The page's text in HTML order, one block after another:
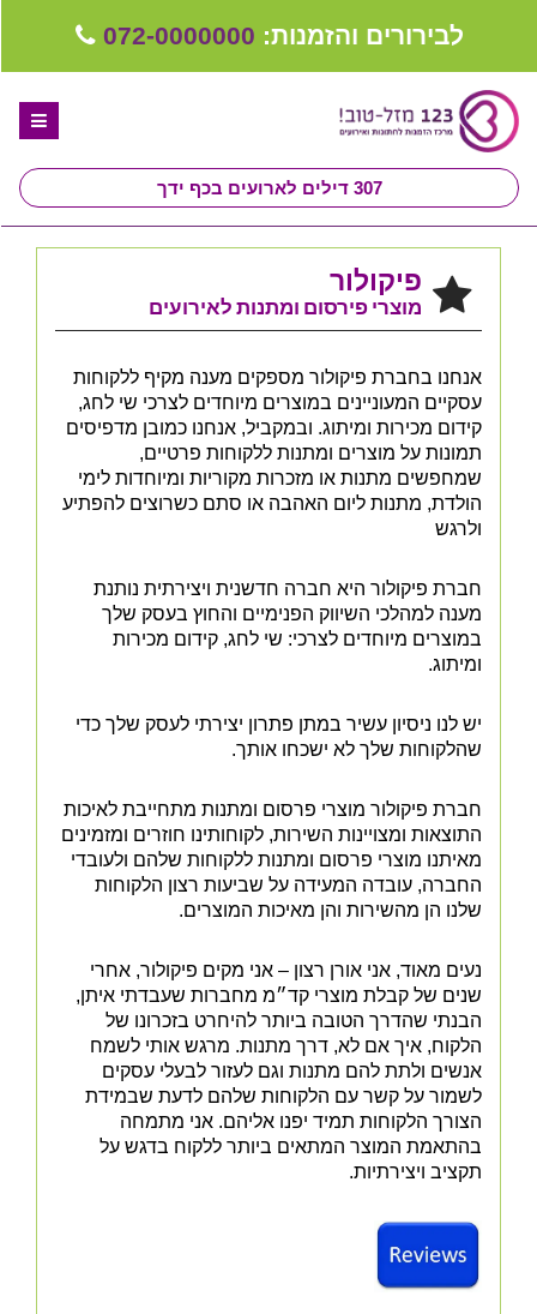
לבירורים והזמנות: 072-0000000
307 דילים לארועים בכף ידך
ספקים לחתונה מומלצים
קבלו ייעוץ בחינם
טיפים לארגון ותכנון חתונה
קבוצת וואטסאפ-ספקים עונים LIVE
שירות אישי בקליק
פיקולור
מוצרי פירסום ומתנות לאירועים
אנחנו בחברת פיקולור מספקים מענה מקיף ללקוחות
עסקיים המעוניינים במוצרים מיוחדים לצרכי שי לחג,
קידום מכירות ומיתוג. ובמקביל, אנחנו כמובן מדפיסים
תמונות על מוצרים ומתנות ללקוחות פרטיים,
שמחפשים מתנות או מזכרות מקוריות ומיוחדות לימי
הולדת, מתנות ליום האהבה או סתם כשרוצים להפתיע
ולרגש
חברת פיקולור היא חברה חדשנית ויצירתית נותנת
מענה למהלכי השיווק הפנימיים והחוץ בעסק שלך
במוצרים מיוחדים לצרכי: שי לחג, קידום מכירות
ומיתוג.
יש לנו ניסיון עשיר במתן פתרון יצירתי לעסק שלך כדי
שהלקוחות שלך לא ישכחו אותך.
חברת פיקולור מוצרי פרסום ומתנות מתחייבת לאיכות
התוצאות ומצויינות השירות, לקוחותינו חוזרים ומזמינים
מאיתנו מוצרי פרסום ומתנות ללקוחות שלהם ולעובדי
החברה, עובדה המעידה על שביעות רצון הלקוחות
שלנו הן מהשירות והן מאיכות המוצרים.
נעים מאוד, אני אורן רצון – אני מקים פיקולור, אחרי
שנים של קבלת מוצרי קד״מ מחברות שעבדתי איתן,
הבנתי שהדרך הטובה ביותר להיחרט בזכרונו של
הלקוח, איך אם לא, דרך מתנות. מרגש אותי לשמח
אנשים ולתת להם מתנות וגם לעזור לבעלי עסקים
לשמור על קשר עם הלקוחות שלהם לדעת שבמידת
הצורך הלקוחות תמיד יפנו אליהם. אני מתמחה
בהתאמת המוצר המתאים ביותר ללקוח בדגש על
תקציב ויצירתיות.